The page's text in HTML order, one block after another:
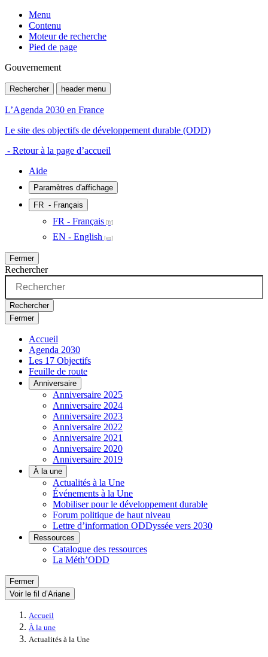
Menu
Contenu
Moteur de recherche
Pied de page
Gouvernement
Rechercher header menu
L’Agenda 2030 en France
Le site des objectifs de développement durable (ODD)
- Retour à la page d’accueil
Aide
Paramètres d'affichage
FR - Français
FR - Français
EN - English
Fermer
Rechercher
Rechercher
Fermer
Accueil
Agenda 2030
Les 17 Objectifs
Feuille de route
Anniversaire
Anniversaire 2025
Anniversaire 2024
Anniversaire 2023
Anniversaire 2022
Anniversaire 2021
Anniversaire 2020
Anniversaire 2019
À la une
Actualités à la Une
Événements à la Une
Mobiliser pour le développement durable
Forum politique de haut niveau
Lettre d’information ODDyssée vers 2030
Ressources
Catalogue des ressources
La Méth’ODD
Fermer
Voir le fil d’Ariane
Accueil
À la une
Actualités à la Une